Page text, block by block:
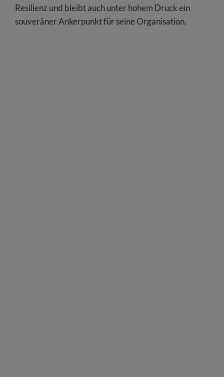
Resilienz und bleibt auch unter hohem Druck ein
souveräner Ankerpunkt für seine Organisation.